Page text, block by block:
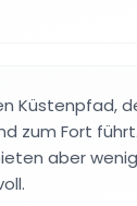
Küstenpfad,
zum Fort
aber wenig